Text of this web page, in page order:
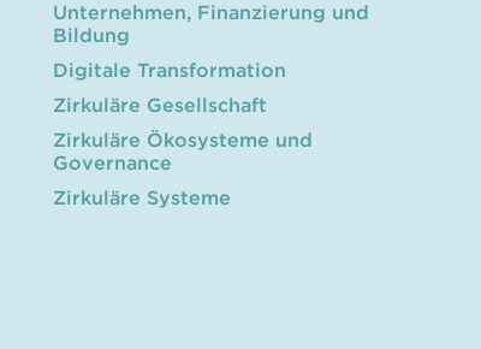
Unternehmen, Finanzierung und
Bildung
Digitale Transformation
Zirkuläre Gesellschaft
Zirkuläre Ökosysteme und
Governance
Zirkuläre Systeme